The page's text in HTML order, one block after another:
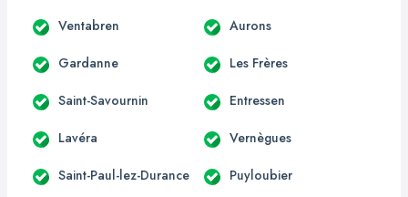
Ventabren Aurons
Gardanne Les Frères
Saint-Savournin Entressen
Lavéra Vernègues
Saint-Paul-lez-Durance Puyloubier